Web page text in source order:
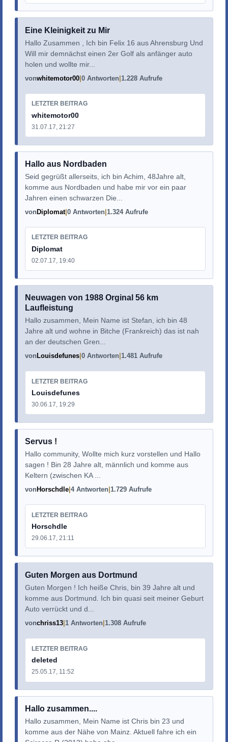
Eine Kleinigkeit zu Mir
Hallo Zusammen , Ich bin Felix 16 aus Ahrensburg Und
Will mir demnächst einen 2er Golf als anfänger auto
holen und wollte mir...
vonwhitemotor00 0 Antworten 1.228 Aufrufe
LETZTER BEITRAG
whitemotor00
31.07.17, 21:27
Hallo aus Nordbaden
Seid gegrüßt allerseits, ich bin Achim, 48Jahre alt,
komme aus Nordbaden und habe mir vor ein paar
Jahren einen schwarzen Die...
vonDiplomat 0 Antworten 1.324 Aufrufe
LETZTER BEITRAG
Diplomat
02.07.17, 19:40
Neuwagen von 1988 Orginal 56 km
Laufleistung
Hallo zusammen, Mein Name ist Stefan, ich bin 48
Jahre alt und wohne in Bitche (Frankreich) das ist nah
an der deutschen Gren...
von Louisdefunes 0 Antworten 1.481 Aufrufe
LETZTER BEITRAG
Louisdefunes
30.06.17, 19:29
Servus !
Hallo community, Wollte mich kurz vorstellen und Hallo
sagen ! Bin 28 Jahre alt, männlich und komme aus
Keltern (zwischen KA ...
vonHorschdle 4 Antworten 1.729 Aufrufe
LETZTER BEITRAG
Horschdle
29.06.17, 21:11
Guten Morgen aus Dortmund
Guten Morgen ! Ich heiße Chris, bin 39 Jahre alt und
komme aus Dortmund. Ich bin quasi seit meiner Geburt
Auto verrückt und d...
vonchriss13 1 Antworten 1.308 Aufrufe
LETZTER BEITRAG
deleted
25.05.17, 11:52
Hallo zusammen....
Hallo zusammen, Mein Name ist Chris bin 23 und
komme aus der Nähe von Mainz. Aktuell fahre ich ein